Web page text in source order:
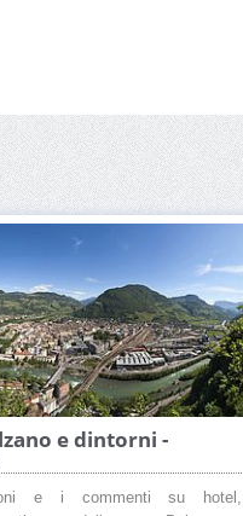
e dintorni -
e i commenti su hotel,